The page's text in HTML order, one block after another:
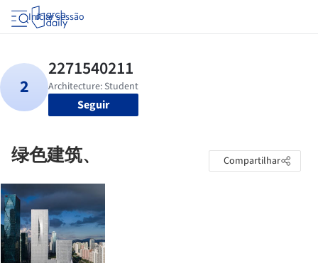
Iniciar sessão
Seguir
绿色建筑、 Compartilhar